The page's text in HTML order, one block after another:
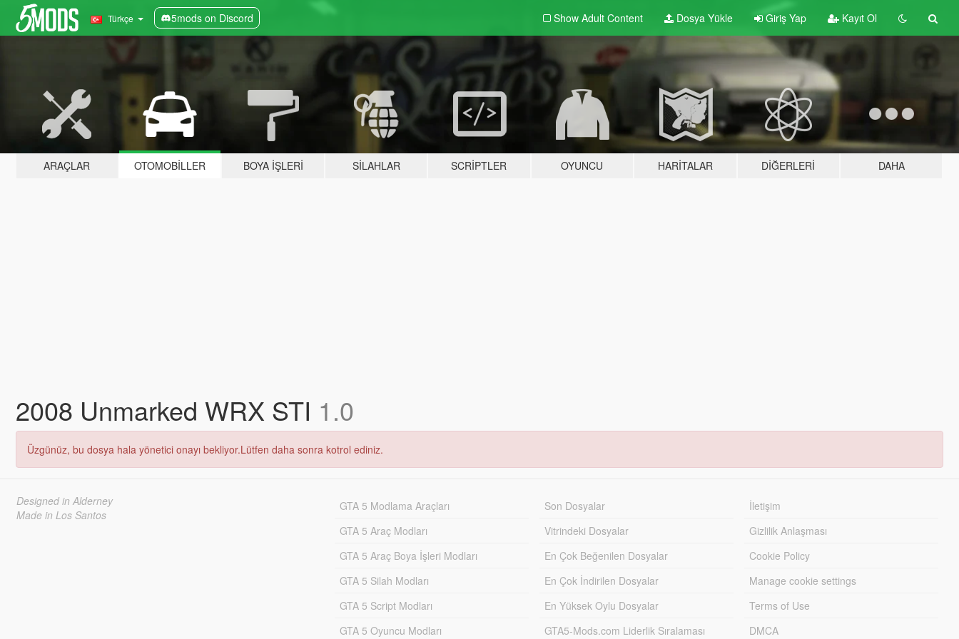
Türkçe 5mods on Discord Show Adult Content Dosya Yükle Giriş Yap Kayıt Ol
ARAÇLAR OTOMOBILLER BOYA İŞLERI SILAHLAR SCRIPTLER OYUNCU HARITALAR DIĞERLERI DAHA
2008 Unmarked WRX STI 1.0
Üzgünüz, bu dosya hala yönetici onayı bekliyor.Lütfen daha sonra kotrol ediniz.
Designed in Alderney
Made in Los Santos
GTA 5 Modlama Araçları
GTA 5 Araç Modları
GTA 5 Araç Boya İşleri Modları
GTA 5 Silah Modları
GTA 5 Script Modları
GTA 5 Oyuncu Modları
Son Dosyalar
Vitrindeki Dosyalar
En Çok Beğenilen Dosyalar
En Çok İndirilen Dosyalar
En Yüksek Oylu Dosyalar
GTA5-Mods.com Liderlik Sıralaması
İletişim
Gizlilik Anlaşması
Cookie Policy
Manage cookie settings
Terms of Use
DMCA